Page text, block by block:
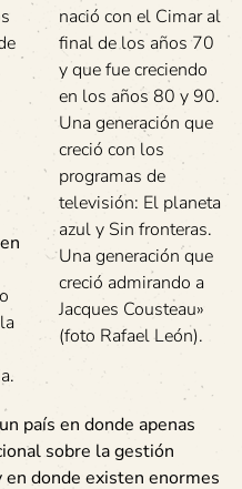
nació con el Cimar al
final de los años 70
y que fue creciendo
en los años 80 y 90.
Una generación que
creció con los
programas de
televisión: El planeta
azul y Sin fronteras.
Una generación que
creció admirando a
Jacques Cousteau»
(foto Rafael León).
país en donde apenas
sobre la gestión
donde existen enormes